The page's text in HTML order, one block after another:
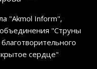
"Akmol Inform",
"Струны
сердце"